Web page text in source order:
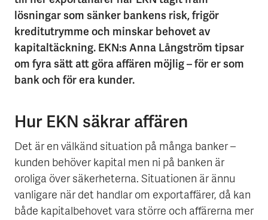
lösningar som sänker bankens risk, frigör
kreditutrymme och minskar behovet av
kapitaltäckning. EKN:s Anna Långström tipsar
om fyra sätt att göra affären möjlig – för er som
bank och för era kunder.
Hur EKN säkrar affären
Det är en välkänd situation på många banker –
kunden behöver kapital men ni på banken är
oroliga över säkerheterna. Situationen är ännu
vanligare när det handlar om exportaffärer, då kan
både kapitalbehovet vara större och affärerna mer